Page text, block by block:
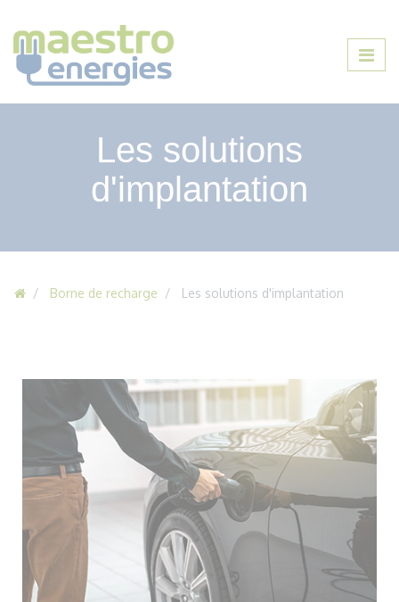
Les solutions
d'implantation
Borne de recharge Les solutions d'implantation